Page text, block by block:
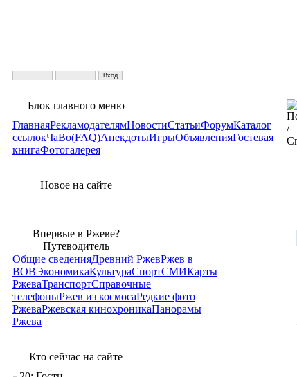
Блок главного меню
ГлавнаяРекламодателямНовостиСтатьиФорумКаталог
ссылокЧаВо(FAQ)АнекдотыИгрыОбъявленияГостевая
книгаФотогалерея
Новое на сайте
Впервые в Ржеве?
Путеводитель
Общие сведенияДревний РжевРжев в
ВОВЭкономикаКультураСпортСМИКарты
РжеваТранспортСправочные
телефоныРжев из космосаРедкие фото
РжеваРжевская кинохроникаПанорамы
Ржева
Кто сейчас на сайте